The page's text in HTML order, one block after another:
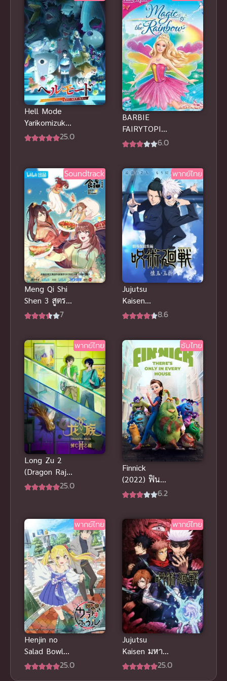
Hell Mode
Yarikomizuki
No Gamer25.0
BARBIE
FAIRYTOPIA
MAGIC OF
(2007)
นางฟ้าบาร์บี้
กับเวทมนตร์
แห่งสายรุ้ง
พากย์ไทย
6.0
Soundtrack
Meng Qi Shi
Shen 3 สูตร
รักซินเดอเรล
7
พากย์ไทย
Jujutsu
Kaisen
Kaigyoku/Gyo
พากย์ไทย
8.6
พากย์ไทย
Long Zu 2
(Dragon Raja
2) ราชามังกร25.0
ซับไทย
Finnick
(2022) ฟินนิค
ภูตน้อยจอม
ซับไทยฟรี
6.2
พากย์ไทย
Henjin no
Salad Bowl
สลัดรวมมิตร25.0
พากย์ไทย
Jujutsu
Kaisen มหา
เวทย์ผนึกมาร25.0